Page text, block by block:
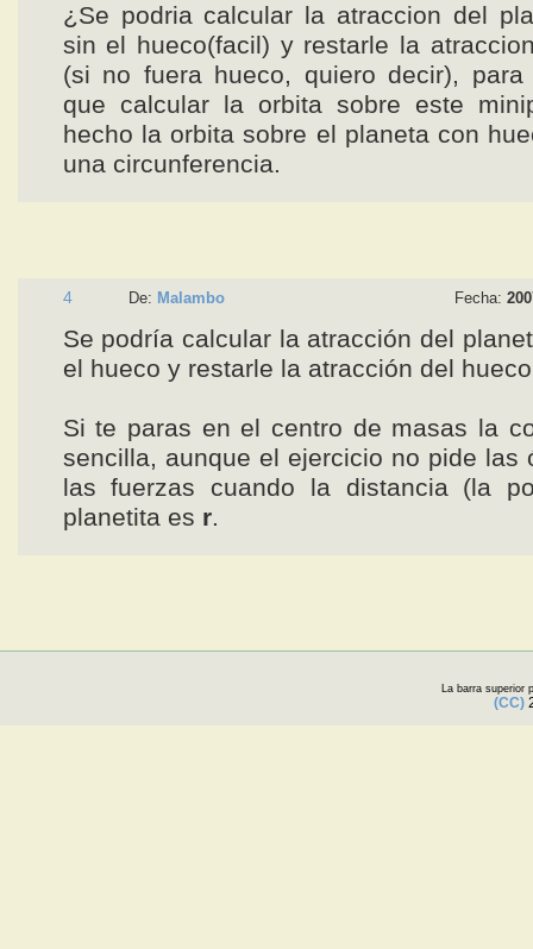
¿Se podria calcular la atraccion del
sin el hueco(facil) y restarle la
(si no fuera hueco, quiero decir), para
que calcular la orbita sobre este
hecho la orbita sobre el planeta con
una circunferencia.
4 De: Malambo Fecha:
Se podría calcular la atracción del
el hueco y restarle la atracción del
Si te paras en el centro de masas la
sencilla, aunque el ejercicio no pide las
las fuerzas cuando la distancia (la
planetita es r.
La barra superior
(CC)